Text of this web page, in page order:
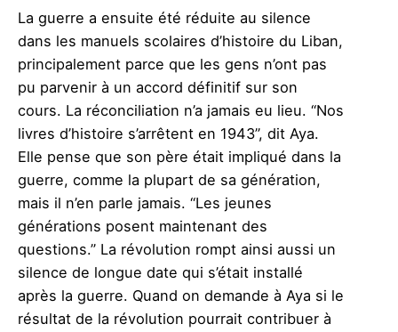
La guerre a ensuite été réduite au silence
dans les manuels scolaires d’histoire du Liban,
principalement parce que les gens n’ont pas
pu parvenir à un accord définitif sur son
cours. La réconciliation n’a jamais eu lieu. “Nos
livres d’histoire s’arrêtent en 1943”, dit Aya.
Elle pense que son père était impliqué dans la
guerre, comme la plupart de sa génération,
mais il n’en parle jamais. “Les jeunes
générations posent maintenant des
questions.” La révolution rompt ainsi aussi un
silence de longue date qui s’était installé
après la guerre. Quand on demande à Aya si le
résultat de la révolution pourrait contribuer à